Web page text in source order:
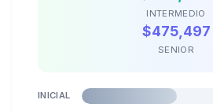
INTERMEDIO
$475,497
SENIOR
INICIAL